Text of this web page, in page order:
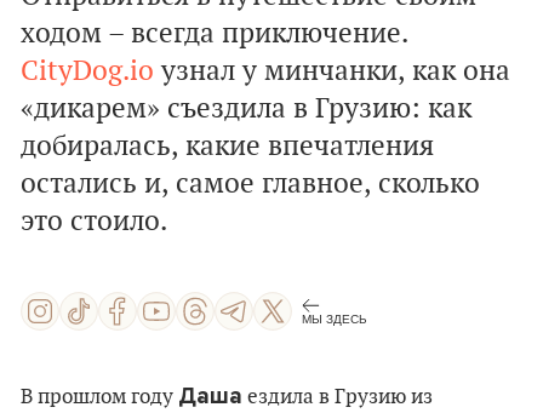
ходом – всегда приключение.
СityDog.io узнал у минчанки, как она
«дикарем» съездила в Грузию: как
добиралась, какие впечатления
остались и, самое главное, сколько
это стоило.
МЫ ЗДЕСЬ
В прошлом году Даша ездила в Грузию из